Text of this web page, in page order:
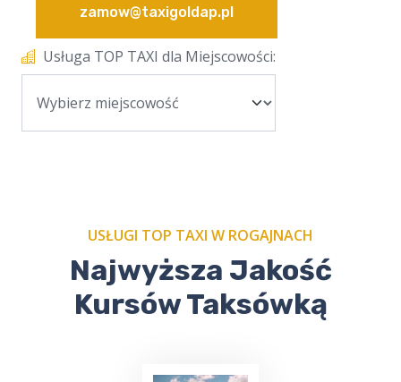
zamow@taxigoldap.pl
Usługa TOP TAXI dla Miejscowości:
USŁUGI TOP TAXI W ROGAJNACH
Najwyższa Jakość
Kursów Taksówką